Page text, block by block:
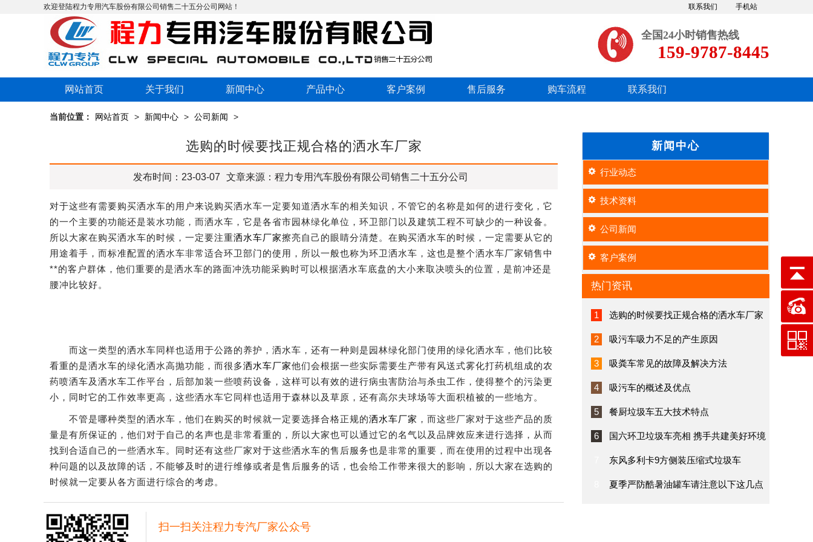
欢迎登陆程力专用汽车股份有限公司销售二十五分公司网站！ 手机站
联系我们
全国24小时销售热线
159-9787-8445
网站首页 关于我们 新闻中心 产品中心 客户案例 售后服务 购车流程 联系我们
当前位置： 网站首页 > 新闻中心 > 公司新闻 >
选购的时候要找正规合格的洒水车厂家
发布时间：23-03-07 文章来源：程力专用汽车股份有限公司销售二十五分公司
对于这些有需要购买洒水车的用户来说购买洒水车一定要知道洒水车的相关知识，不管它的名称是如何的进行变化，它
的一个主要的功能还是装水功能，而洒水车，它是各省市园林绿化单位，环卫部门以及建筑工程不可缺少的一种设备。
所以大家在购买洒水车的时候，一定要注重洒水车厂家擦亮自己的眼睛分清楚。在购买洒水车的时候，一定需要从它的
用途着手，而标准配置的洒水车非常适合环卫部门的使用，所以一般也称为环卫洒水车，这也是整个洒水车厂家销售中
**的客户群体，他们重要的是洒水车的路面冲洗功能采购时可以根据洒水车底盘的大小来取决喷头的位置，是前冲还是
腰冲比较好。
而这一类型的洒水车同样也适用于公路的养护，洒水车，还有一种则是园林绿化部门使用的绿化洒水车，他们比较
看重的是洒水车的绿化洒水高抛功能，而很多洒水车厂家他们会根据一些实际需要生产带有风送式雾化打药机组成的农
药喷洒车及洒水车工作平台，后部加装一些喷药设备，这样可以有效的进行病虫害防治与杀虫工作，使得整个的污染更
小，同时它的工作效率更高，这些洒水车它同样也适用于森林以及草原，还有高尔夫球场等大面积植被的一些地方。
不管是哪种类型的洒水车，他们在购买的时候就一定要选择合格正规的洒水车厂家 ，而这些厂家对于这些产品的质
量是有所保证的，他们对于自己的名声也是非常看重的，所以大家也可以通过它的名气以及品牌效应来进行选择，从而
找到合适自己的一些洒水车。同时还有这些厂家对于这些洒水车的售后服务也是非常的重要，而在使用的过程中出现各
种问题的以及故障的话，不能够及时的进行维修或者是售后服务的话，也会给工作带来很大的影响，所以大家在选购的
时候就一定要从各方面进行综合的考虑。
扫一扫关注程力专汽厂家公众号
新闻中心
行业动态
技术资料
公司新闻
客户案例
热门资讯
1 选购的时候要找正规合格的洒水车厂家
2 吸污车吸力不足的产生原因
3 吸粪车常见的故障及解决方法
4 吸污车的概述及优点
5 餐厨垃圾车五大技术特点
6 国六环卫垃圾车亮相 携手共建美好环境
东风多利卡9方侧装压缩式垃圾车
夏季严防酷暑油罐车请注意以下这几点